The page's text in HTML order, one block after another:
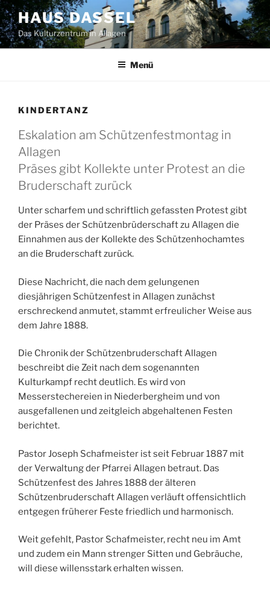
Zum
Inhalt
springen
HAUS DASSEL
Das Kulturzentrum in Allagen
Menü
KINDERTANZ
Eskalation am Schützenfestmontag in
Allagen
Präses gibt Kollekte unter Protest an die
Bruderschaft zurück
Unter scharfem und schriftlich gefassten Protest gibt
der Präses der Schützenbrüderschaft zu Allagen die
Einnahmen aus der Kollekte des Schützenhochamtes
an die Bruderschaft zurück.
Diese Nachricht, die nach dem gelungenen
diesjährigen Schützenfest in Allagen zunächst
erschreckend anmutet, stammt erfreulicher Weise aus
dem Jahre 1888.
Die Chronik der Schützenbruderschaft Allagen
beschreibt die Zeit nach dem sogenannten
Kulturkampf recht deutlich. Es wird von
Messerstechereien in Niederbergheim und von
ausgefallenen und zeitgleich abgehaltenen Festen
berichtet.
Pastor Joseph Schafmeister ist seit Februar 1887 mit
der Verwaltung der Pfarrei Allagen betraut. Das
Schützenfest des Jahres 1888 der älteren
Schützenbruderschaft Allagen verläuft offensichtlich
entgegen früherer Feste friedlich und harmonisch.
Weit gefehlt, Pastor Schafmeister, recht neu im Amt
und zudem ein Mann strenger Sitten und Gebräuche,
will diese willensstark erhalten wissen.